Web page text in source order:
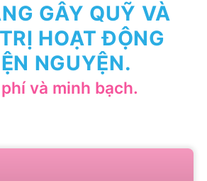
GÂY QUỸ VÀ
HOẠT ĐỘNG
NGUYỆN.
và minh bạch.